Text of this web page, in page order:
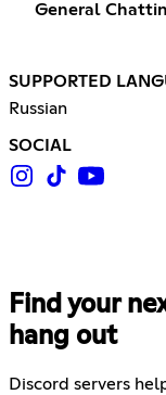
General
SUPPORTED
Russian
SOCIAL
Find your
hang out
Discord servers